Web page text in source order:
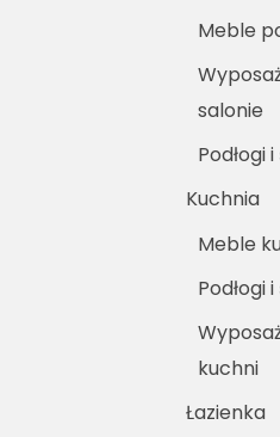
Meble
salonie
Podłogi
Kuchnia
Meble
Podłogi
kuchni
Łazienka